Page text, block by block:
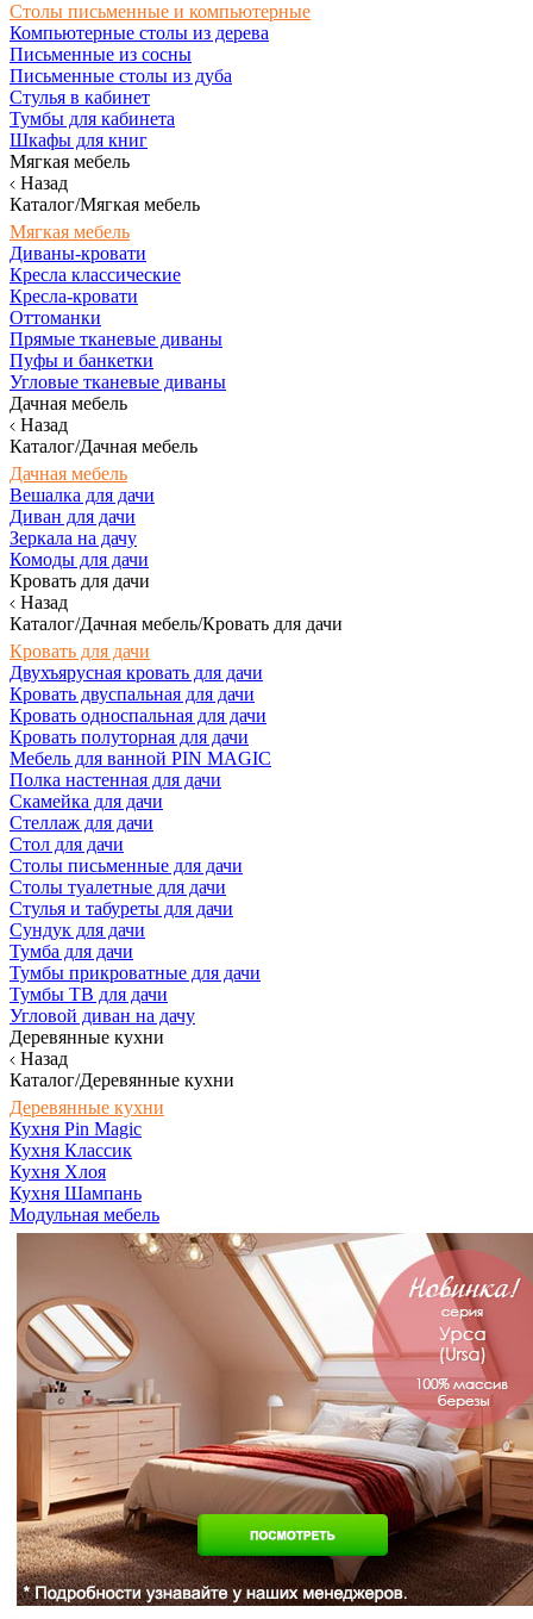
Столы письменные и компьютерные
Компьютерные столы из дерева
Письменные из сосны
Письменные столы из дуба
Стулья в кабинет
Тумбы для кабинета
Шкафы для книг
Мягкая мебель
Назад
Каталог/Мягкая мебель
Мягкая мебель
Диваны-кровати
Кресла классические
Кресла-кровати
Оттоманки
Прямые тканевые диваны
Пуфы и банкетки
Угловые тканевые диваны
Дачная мебель
Назад
Каталог/Дачная мебель
Дачная мебель
Вешалка для дачи
Диван для дачи
Зеркала на дачу
Комоды для дачи
Кровать для дачи
Назад
Каталог/Дачная мебель/Кровать для дачи
Кровать для дачи
Двухъярусная кровать для дачи
Кровать двуспальная для дачи
Кровать односпальная для дачи
Кровать полуторная для дачи
Мебель для ванной PIN MAGIC
Полка настенная для дачи
Скамейка для дачи
Стеллаж для дачи
Стол для дачи
Столы письменные для дачи
Столы туалетные для дачи
Стулья и табуреты для дачи
Сундук для дачи
Тумба для дачи
Тумбы прикроватные для дачи
Тумбы ТВ для дачи
Угловой диван на дачу
Деревянные кухни
Назад
Каталог/Деревянные кухни
Деревянные кухни
Кухня Pin Magic
Кухня Классик
Кухня Хлоя
Кухня Шампань
Модульная мебель